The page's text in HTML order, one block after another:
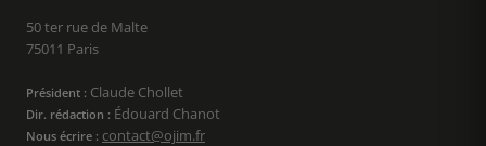
50 ter rue de Malte
75011 Paris
Président : Claude Chollet
Dir. rédaction : Édouard Chanot
Nous écrire : contact@ojim.fr